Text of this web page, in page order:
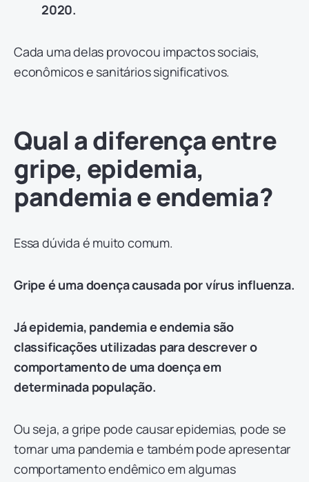
2020.
Cada uma delas provocou impactos sociais,
econômicos e sanitários significativos.
Qual a diferença entre
gripe, epidemia,
pandemia e endemia?
Essa dúvida é muito comum.
Gripe é uma doença causada por vírus influenza.
Já epidemia, pandemia e endemia são
classificações utilizadas para descrever o
comportamento de uma doença em
determinada população.
Ou seja, a gripe pode causar epidemias, pode se
tornar uma pandemia e também pode apresentar
comportamento endêmico em algumas